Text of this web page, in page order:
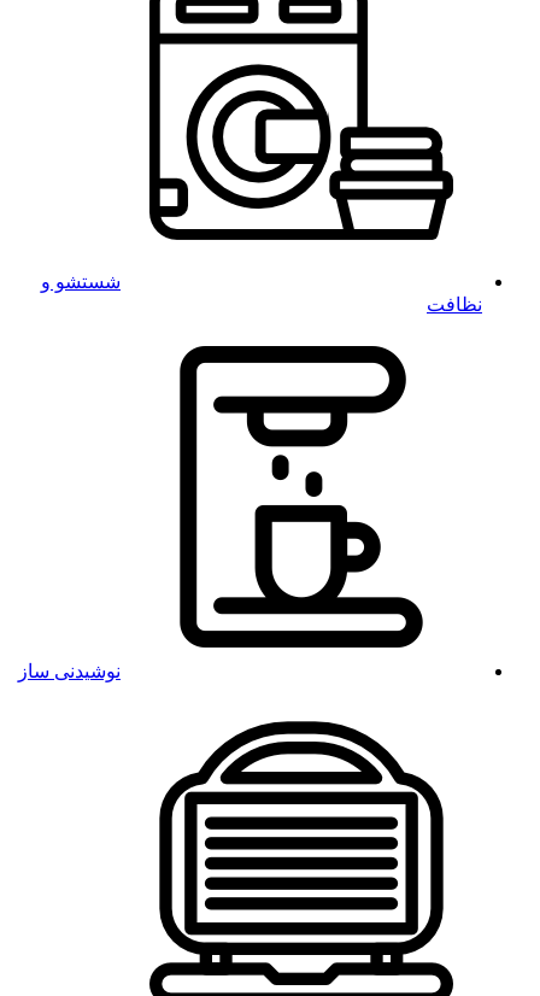
شستشو و
نظافت
نوشیدنی ساز